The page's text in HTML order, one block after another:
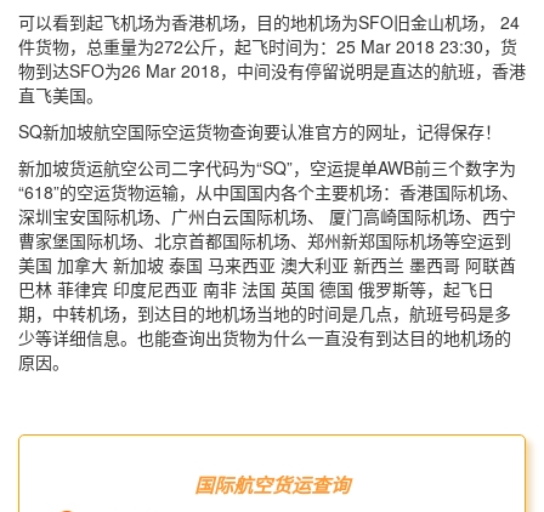
可以看到起飞机场为香港机场，目的地机场为SFO旧金山机场， 24
件货物，总重量为272公斤，起飞时间为：25 Mar 2018 23:30，货
物到达SFO为26 Mar 2018，中间没有停留说明是直达的航班，香港
直飞美国。
SQ新加坡航空国际空运货物查询要认准官方的网址，记得保存！
新加坡货运航空公司二字代码为“SQ”，空运提单AWB前三个数字为
“618”的空运货物运输，从中国国内各个主要机场：香港国际机场、
深圳宝安国际机场、广州白云国际机场、 厦门高崎国际机场、西宁
曹家堡国际机场、北京首都国际机场、郑州新郑国际机场等空运到
美国 加拿大 新加坡 泰国 马来西亚 澳大利亚 新西兰 墨西哥 阿联酋
巴林 菲律宾 印度尼西亚 南非 法国 英国 德国 俄罗斯等，起飞日
期，中转机场，到达目的地机场当地的时间是几点，航班号码是多
少等详细信息。也能查询出货物为什么一直没有到达目的地机场的
原因。
国际航空货运查询